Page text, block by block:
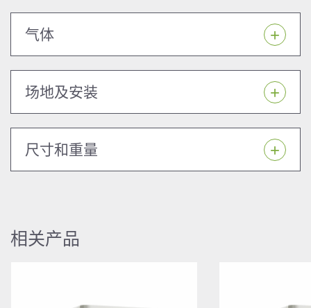
气体
场地及安装
尺寸和重量
相关产品